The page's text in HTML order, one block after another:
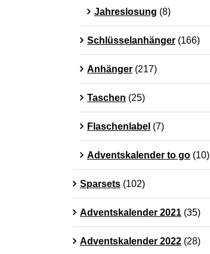
Jahreslosung (8)
Schlüsselanhänger (166)
Anhänger (217)
Taschen (25)
Flaschenlabel (7)
Adventskalender to go (10)
Sparsets (102)
Adventskalender 2021 (35)
Adventskalender 2022 (28)